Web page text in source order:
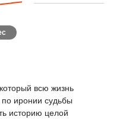
всю жизнь
по иронии судьбы
историю целой